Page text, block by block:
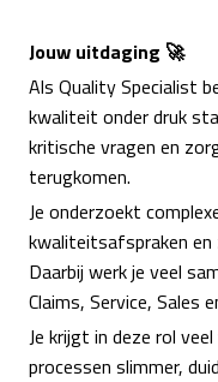
Jouw uitdaging 🚀
Als Quality Specialist
kwaliteit onder druk
kritische vragen en
terugkomen.
Je onderzoekt
kwaliteitsafspraken
Daarbij werk je veel
Claims, Service, Sales
Je krijgt in deze rol
processen slimmer,